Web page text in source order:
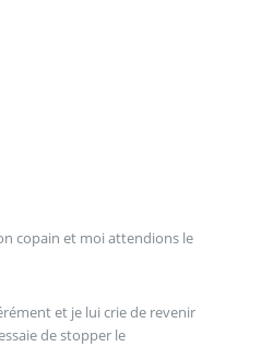
copain et moi attendions le
et je lui crie de revenir
de stopper le